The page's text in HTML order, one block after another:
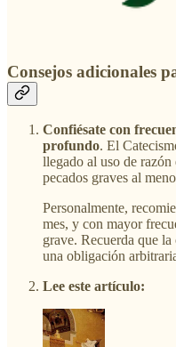
Consejos adicionales
Confiésate con
profundo. El
llegado al uso de
pecados graves al
Personalmente,
mes, y con mayor
grave. Recuerda que
una obligación
Lee este artículo: